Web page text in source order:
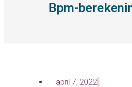
Bpm-
april 7, 2022